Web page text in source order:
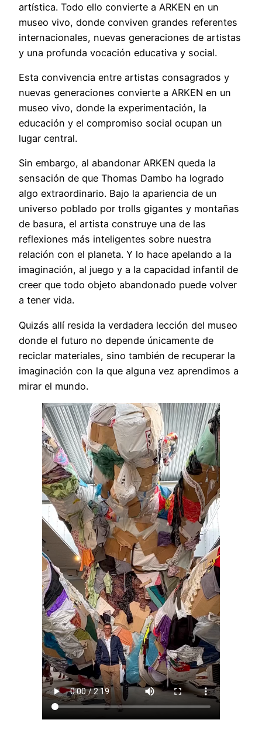
artística. Todo ello convierte a ARKEN en un
museo vivo, donde conviven grandes referentes
internacionales, nuevas generaciones de artistas
y una profunda vocación educativa y social.
Esta convivencia entre artistas consagrados y
nuevas generaciones convierte a ARKEN en un
museo vivo, donde la experimentación, la
educación y el compromiso social ocupan un
lugar central.
Sin embargo, al abandonar ARKEN queda la
sensación de que Thomas Dambo ha logrado
algo extraordinario. Bajo la apariencia de un
universo poblado por trolls gigantes y montañas
de basura, el artista construye una de las
reflexiones más inteligentes sobre nuestra
relación con el planeta. Y lo hace apelando a la
imaginación, al juego y a la capacidad infantil de
creer que todo objeto abandonado puede volver
a tener vida.
Quizás allí resida la verdadera lección del museo
donde el futuro no depende únicamente de
reciclar materiales, sino también de recuperar la
imaginación con la que alguna vez aprendimos a
mirar el mundo.